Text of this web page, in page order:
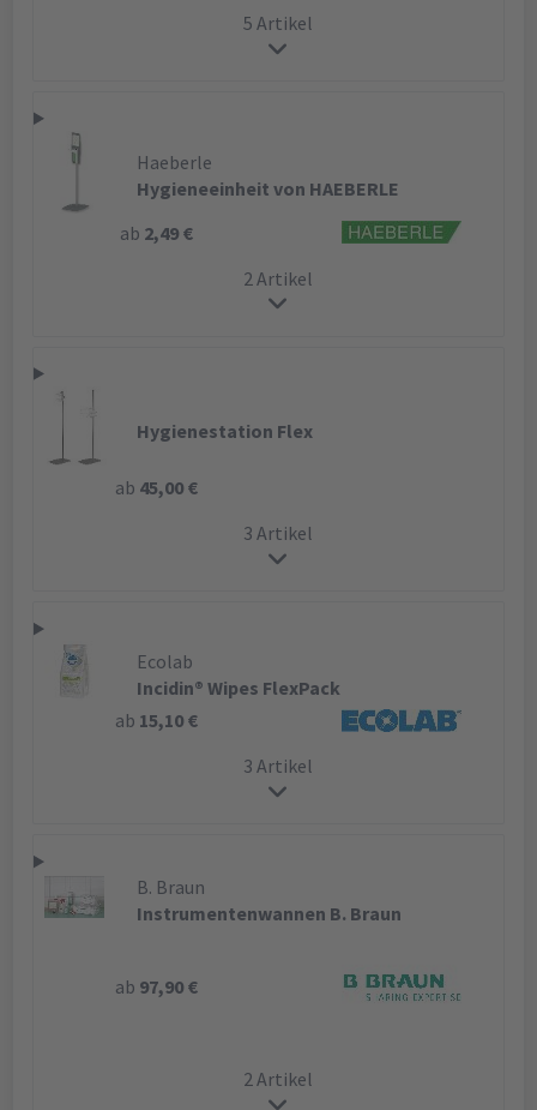
5 Artikel
Haeberle
Hygieneeinheit von HAEBERLE
ab 2,49 €
2 Artikel
Hygienestation Flex
ab 45,00 €
3 Artikel
Ecolab
Incidin® Wipes FlexPack
ab 15,10 €
3 Artikel
B. Braun
Instrumentenwannen B. Braun
ab 97,90 €
2 Artikel